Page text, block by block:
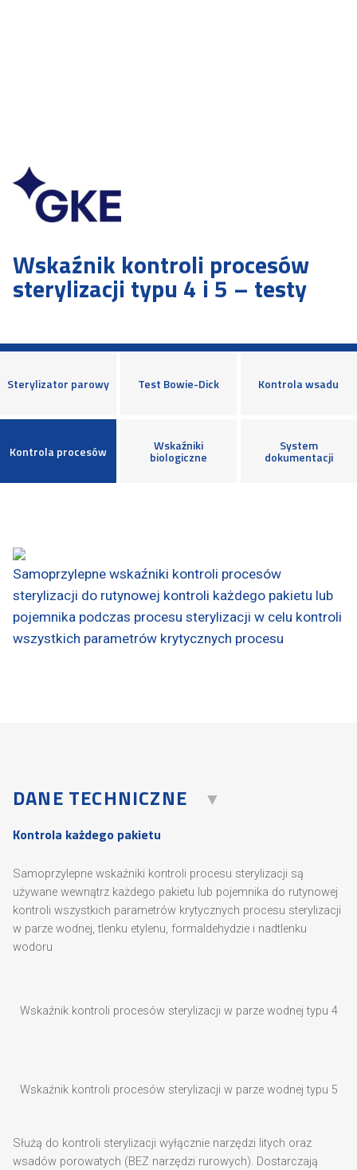
Wskaźnik kontroli procesów
sterylizacji typu 4 i 5 – testy
Sterylizator parowy Test Bowie-Dick Kontrola wsadu
Kontrola procesów Wskaźniki
biologiczne
System
dokumentacji
Samoprzylepne wskaźniki kontroli procesów
sterylizacji do rutynowej kontroli każdego pakietu lub
pojemnika podczas procesu sterylizacji w celu kontroli
wszystkich parametrów krytycznych procesu
DANE TECHNICZNE
Kontrola każdego pakietu
Samoprzylepne wskaźniki kontroli procesu sterylizacji są
używane wewnątrz każdego pakietu lub pojemnika do rutynowej
kontroli wszystkich parametrów krytycznych procesu sterylizacji
w parze wodnej, tlenku etylenu, formaldehydzie i nadtlenku
wodoru
Wskaźnik kontroli procesów sterylizacji w parze wodnej typu 4
Wskaźnik kontroli procesów sterylizacji w parze wodnej typu 5
Służą do kontroli sterylizacji wyłącznie narzędzi litych oraz
wsadów porowatych (BEZ narzędzi rurowych). Dostarczają